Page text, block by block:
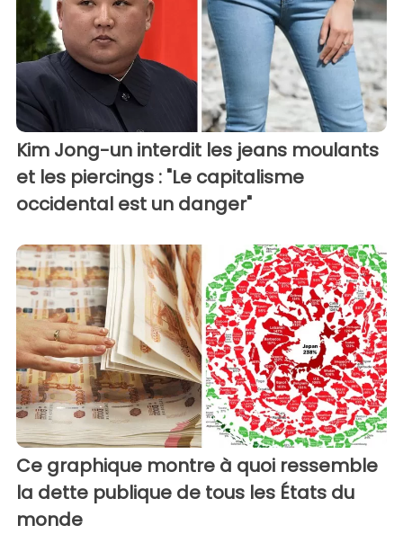
Kim Jong-un interdit les jeans moulants
et les piercings : "Le capitalisme
occidental est un danger"
Ce graphique montre à quoi ressemble
la dette publique de tous les États du
monde